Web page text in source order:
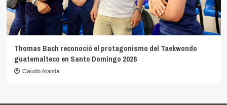
Thomas Bach reconoció el protagonismo del Taekwondo
guatemalteco en Santo Domingo 2026
Claudio Aranda